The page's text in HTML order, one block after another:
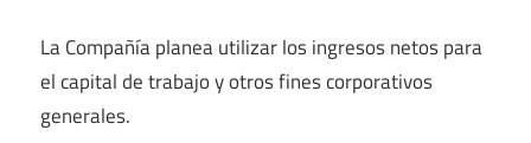
La Compañía planea utilizar los ingresos netos para
el capital de trabajo y otros fines corporativos
generales.